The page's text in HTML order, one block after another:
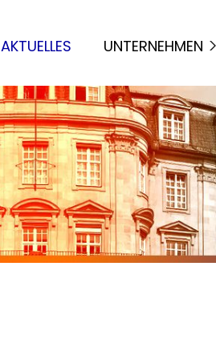
AKTUELLES UNTERNEHMEN